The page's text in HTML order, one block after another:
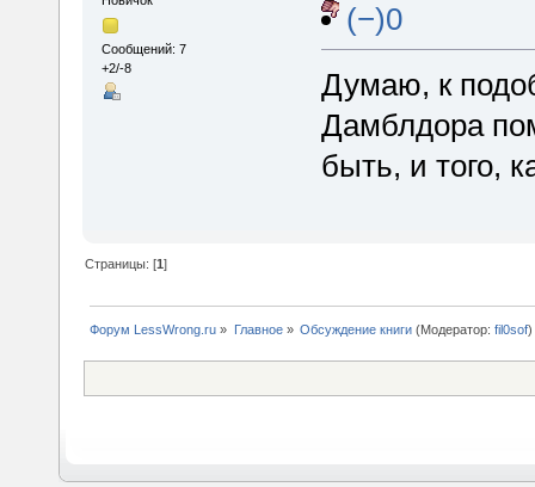
Сообщений: 7
+2/-8
(−)0
Думаю, к
Дамблдора
быть, и того,
Страницы: [1]
Форум LessWrong.ru » Главное» Обсуждение книги(Модератор: fil0sof)